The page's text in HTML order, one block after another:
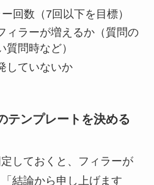
回数（7回以下を目標）
ィラーが増えるか（質問の
問時など）
していないか
テンプレートを決める
しておくと、フィラーが
結論から申し上げます